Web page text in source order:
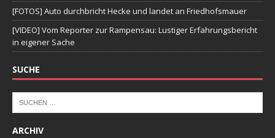
[FOTOS] Auto durchbricht Hecke und landet an Friedhofsmauer
[VIDEO] Vom Reporter zur Rampensau: Lustiger Erfahrungsbericht
in eigener Sache
SUCHE
ARCHIV